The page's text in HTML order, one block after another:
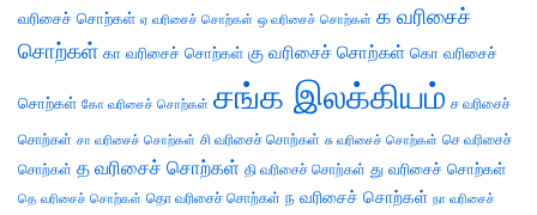
வரிசைச் சொற்கள் ஏ வரிசைச் சொற்கள் ஒ வரிசைச் சொற்கள் க வரிசைச்
சொற்கள் கா வரிசைச் சொற்கள் கு வரிசைச் சொற்கள் கொ வரிசைச்
சொற்கள் கோ வரிசைச் சொற்கள் சங்க இலக்கியம் ச வரிசைச்
சொற்கள் சா வரிசைச் சொற்கள் சி வரிசைச் சொற்கள் சு வரிசைச் சொற்கள் செ வரிசைச்
சொற்கள் த வரிசைச் சொற்கள் தி வரிசைச் சொற்கள் து வரிசைச் சொற்கள்
தெ வரிசைச் சொற்கள் தொ வரிசைச் சொற்கள் ந வரிசைச் சொற்கள் நா வரிசைச்